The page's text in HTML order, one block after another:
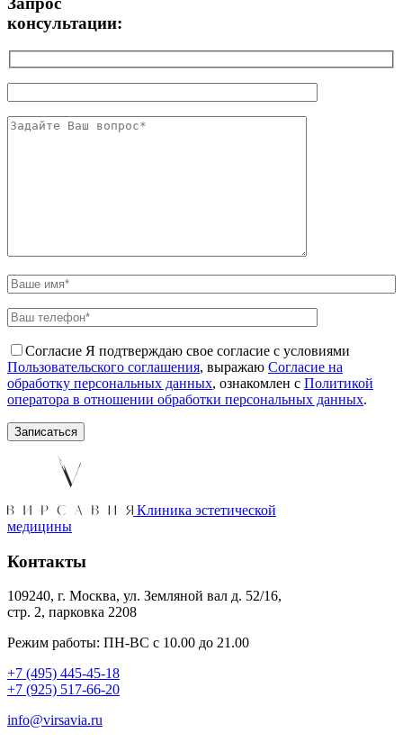
консультации:
Согласие Я подтверждаю свое согласие с условиями
Пользовательского соглашения, выражаю Согласие на
обработку персональных данных, ознакомлен с Политикой
оператора в отношении обработки персональных данных.
Клиника эстетической
медицины
Контакты
109240, г. Москва, ул. Земляной вал д. 52/16,
стр. 2, парковка 2208
Режим работы: ПН-ВС с 10.00 до 21.00
+7 (495) 445-45-18
+7 (925) 517-66-20
info@virsavia.ru